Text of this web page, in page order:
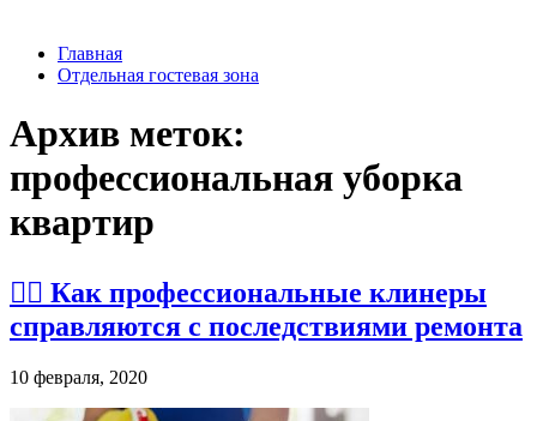
Главная
Отдельная гостевая зона
Архив меток:
профессиональная уборка
квартир
👉🏽 Как профессиональные клинеры
справляются с последствиями ремонта
10 февраля, 2020